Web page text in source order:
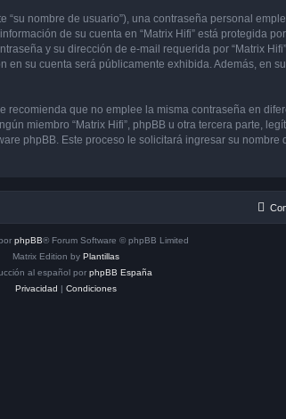
nombre de usuario”), una contraseña personal
de su cuenta en “Matrix Hifi” está protegida
y su dirección de e-mail requerida por “Matrix
su cuenta será públicamente exhibida. Además, en
que no emplee la misma contraseña en
miembro “Matrix Hifi”, phpBB u otra tercera parte,
phpBB. Este proceso le solicitará ingresar su
phpBB® Forum Software © phpBB Limited
Matrix Edition by Plantillas
al español por phpBB España
Privacidad | Condiciones